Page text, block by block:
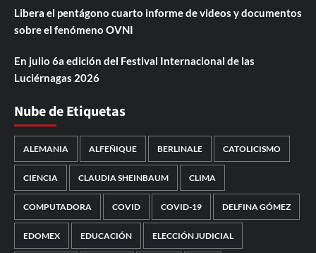
Libera el pentágono cuarto informe de videos y documentos
sobre el fenómeno OVNI
En julio 6a edición del Festival Internacional de las
Luciérnagas 2026
Nube de Etiquetas
ALEMANIA ALFEÑIQUE BERLINALE CATOLICISMO
CIENCIA CLAUDIA SHEINBAUM CLIMA
COMPUTADORA COVID COVID-19 DELFINA GÓMEZ
EDOMEX EDUCACIÓN ELECCIÓN JUDICIAL